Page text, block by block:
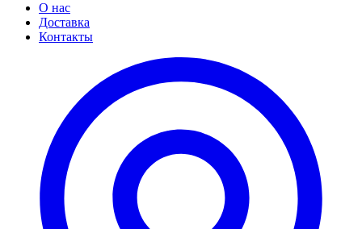
О нас
Доставка
Контакты